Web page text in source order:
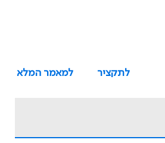
לתקציר
למאמר המלא